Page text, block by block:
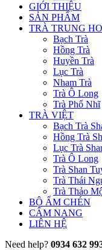
GIỚI THIỆU
SẢN PHẨM
TRÀ TRUNG
Bạch Trà
Hồng Trà
Huyền Trà
Lục Trà
Nham Trà
Trà Ô Long
Trà Phổ Nhĩ
TRÀ VIỆT
Bạch Trà
Hồng Trà
Lục Trà
Trà Ô Long
Trà Shan
Trà Thái
Trà Thảo
BỘ ẤM CHÉN
CẨM NANG
LIÊN HỆ
Need help? 0934 632